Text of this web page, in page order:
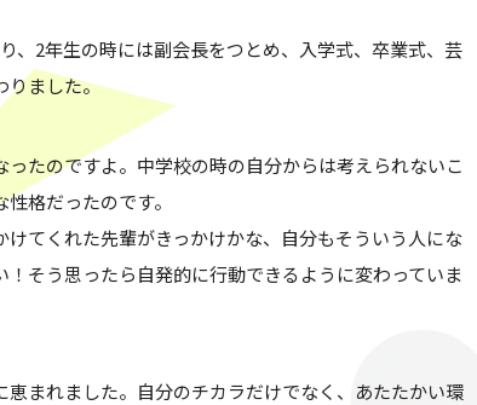
、2年生の時には副会長をつとめ、入学式、卒業式、芸
りました。
たのですよ。中学校の時の自分からは考えられないこ
格だったのです。
てくれた先輩がきっかけかな、自分もそういう人にな
！そう思ったら自発的に行動できるように変わっていま
まれました。自分のチカラだけでなく、あたたかい環